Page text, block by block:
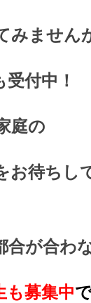
みません
受付中！
庭の
お待ちし
合が合わ
も募集中